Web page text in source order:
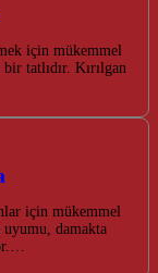
için mükemmel
tatlıdır. Kırılgan
için mükemmel
uyumu, damakta